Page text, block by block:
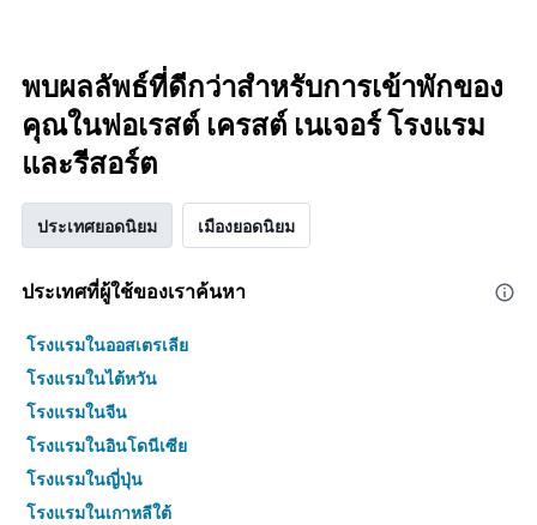
พบผลลัพธ์ที่ดีกว่าสำหรับการเข้าพักของ
คุณในฟอเรสต์ เครสต์ เนเจอร์ โรงแรม
และรีสอร์ต
ประเทศยอดนิยม เมืองยอดนิยม
ประเทศที่ผู้ใช้ของเราค้นหา
โรงแรมในออสเตรเลีย
โรงแรมในไต้หวัน
โรงแรมในจีน
โรงแรมในอินโดนีเซีย
โรงแรมในญี่ปุ่น
โรงแรมในเกาหลีใต้